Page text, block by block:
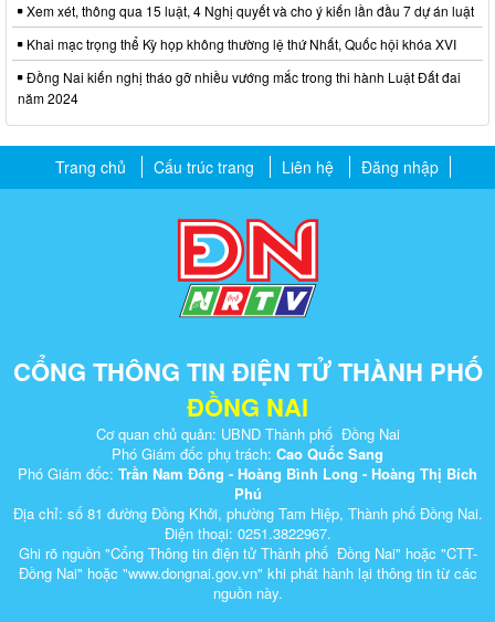
Xem xét, thông qua 15 luật, 4 Nghị quyết và cho ý kiến lần đầu 7 dự án luật
Khai mạc trọng thể Kỳ họp không thường lệ thứ Nhất, Quốc hội khóa XVI
Đồng Nai kiến nghị tháo gỡ nhiều vướng mắc trong thi hành Luật Đất đai
năm 2024
Trang chủ Cấu trúc trang Liên hệ Đăng nhập
CỔNG THÔNG TIN ĐIỆN TỬ THÀNH PHỐ
ĐỒNG NAI
Cơ quan chủ quản: UBND Thành phố Đồng Nai
Phó Giám đốc phụ trách: Cao Quốc Sang
Phó Giám đốc: Trần Nam Đông - Hoàng Bình Long - Hoàng Thị Bích
Phú
Địa chỉ: số 81 đường Đồng Khởi, phường Tam Hiệp, Thành phố Đồng Nai.
Điện thoại: 0251.3822967.
Ghi rõ nguồn "Cổng Thông tin điện tử Thành phố Đồng Nai" hoặc "CTT-
Đồng Nai" hoặc "www.dongnai.g​ov.vn" khi ​phát hành lại thông tin từ các
nguồn này.​